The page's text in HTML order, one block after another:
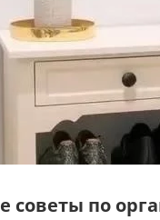
советы по